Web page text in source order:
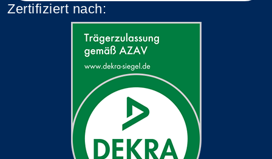
Zertifiziert nach: